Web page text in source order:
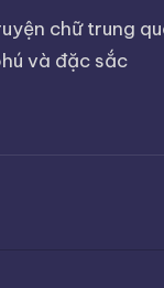
chữ trung
và đặc sắc